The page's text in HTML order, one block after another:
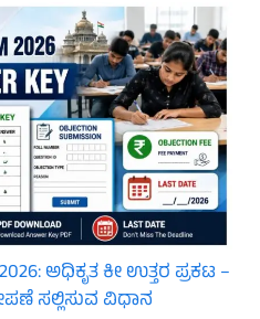
ಅಧಿಕೃತ ಕೀ ಉತ್ತರ ಪ್ರಕಟ –
ಸಲ್ಲಿಸುವ ವಿಧಾನ